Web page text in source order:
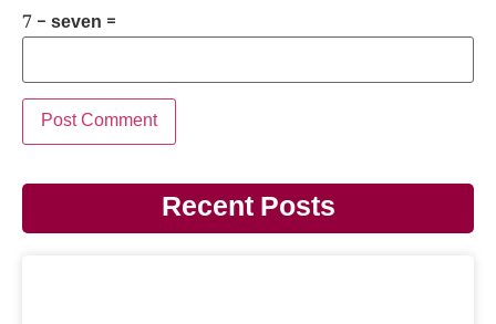
7 − seven =
Recent Posts